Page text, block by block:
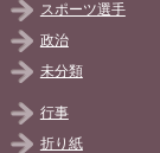
スポーツ選手
政治
未分類
行事
折り紙